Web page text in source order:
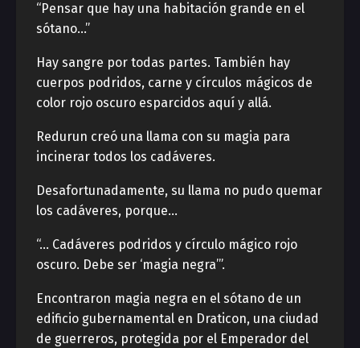
“Pensar que hay una habitación grande en el
sótano…”
Hay sangre por todas partes. También hay
cuerpos podridos, carne y círculos mágicos de
color rojo oscuro esparcidos aquí y allá.
Redurun creó una llama con su magia para
incinerar todos los cadáveres.
Desafortunadamente, su llama no pudo quemar
los cadáveres, porque…
“… Cadáveres podridos y círculo mágico rojo
oscuro. Debe ser ‘magia negra’”.
Encontraron magia negra en el sótano de un
edificio gubernamental en Draticon, una ciudad
de guerreros, protegida por el Emperador del